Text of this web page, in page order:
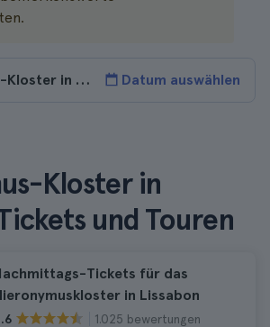
Datum auswählen
Kloster in
und Touren
Tickets für das
in Lissabon
1.025 bewertungen